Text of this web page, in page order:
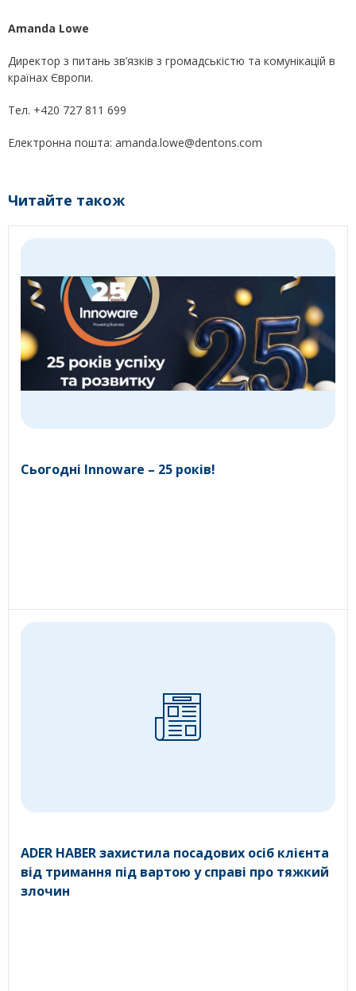
Amanda Lowe
Директор з питань зв’язків з громадськістю та комунікацій в
країнах Європи.
Тел. +420 727 811 699
Електронна пошта: amanda.lowe@dentons.com
Читайте також
Сьогодні Innoware – 25 років!
ADER HABER захистила посадових осіб клієнта
від тримання під вартою у справі про тяжкий
злочин